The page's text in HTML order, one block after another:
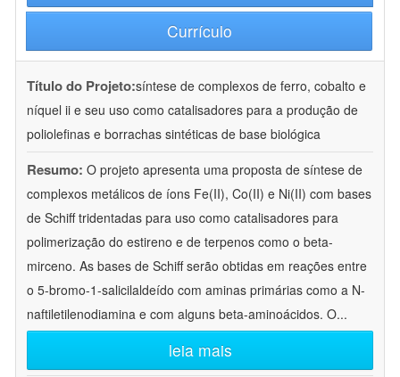
Currículo
Título do Projeto:síntese de complexos de ferro, cobalto e
níquel ii e seu uso como catalisadores para a produção de
poliolefinas e borrachas sintéticas de base biológica
Resumo: O projeto apresenta uma proposta de síntese de
complexos metálicos de íons Fe(II), Co(II) e Ni(II) com bases
de Schiff tridentadas para uso como catalisadores para
polimerização do estireno e de terpenos como o beta-
mirceno. As bases de Schiff serão obtidas em reações entre
o 5-bromo-1-salicilaldeído com aminas primárias como a N-
naftiletilenodiamina e com alguns beta-aminoácidos. O...
leia mais